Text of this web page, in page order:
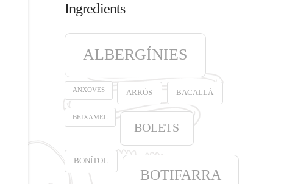
Ingredients
ALBERGÍNIES
ANXOVES ARRÒS BACALLÀ
BEIXAMEL
BOLETS
BONÍTOL
BOTIFARRA